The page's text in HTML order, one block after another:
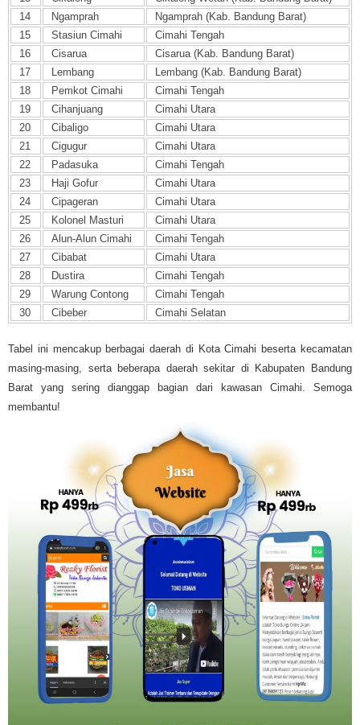
14
Ngamprah
Ngamprah (Kab. Bandung Barat)
15
Stasiun Cimahi
Cimahi Tengah
16
Cisarua
Cisarua (Kab. Bandung Barat)
17
Lembang
Lembang (Kab. Bandung Barat)
18
Pemkot Cimahi
Cimahi Tengah
19
Cihanjuang
Cimahi Utara
20
Cibaligo
Cimahi Utara
21
Cigugur
Cimahi Utara
22
Padasuka
Cimahi Tengah
23
Haji Gofur
Cimahi Utara
24
Cipageran
Cimahi Utara
25
Kolonel Masturi
Cimahi Utara
26
Alun-Alun Cimahi
Cimahi Tengah
27
Cibabat
Cimahi Utara
28
Dustira
Cimahi Tengah
29
Warung Contong
Cimahi Tengah
30
Cibeber Cimahi Selatan
Tabel ini mencakup berbagai daerah di Kota Cimahi beserta kecamatan
masing-masing, serta beberapa daerah sekitar di Kabupaten Bandung
Barat yang sering dianggap bagian dari kawasan Cimahi. Semoga
membantu!